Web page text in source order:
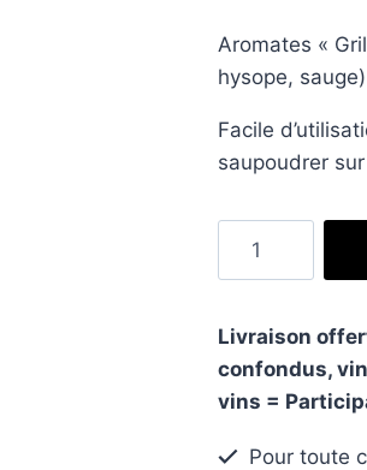
Aromates «
hysope,
Facile
saupoudrer
"Grillades"
Livraison
confondus,
vins =
Pour toute